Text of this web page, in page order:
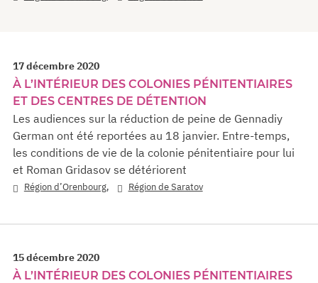
17 décembre 2020
À L’INTÉRIEUR DES COLONIES PÉNITENTIAIRES
ET DES CENTRES DE DÉTENTION
Les audiences sur la réduction de peine de Gennadiy
German ont été reportées au 18 janvier. Entre-temps,
les conditions de vie de la colonie pénitentiaire pour lui
et Roman Gridasov se détériorent
Région d’Orenbourg, Région de Saratov
15 décembre 2020
À L’INTÉRIEUR DES COLONIES PÉNITENTIAIRES